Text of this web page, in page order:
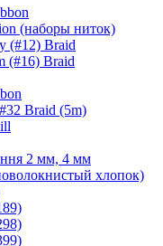
(наборы ниток)
(#12) Braid
(#16) Braid
Braid (5m)
2 мм, 4 мм
хлопок)